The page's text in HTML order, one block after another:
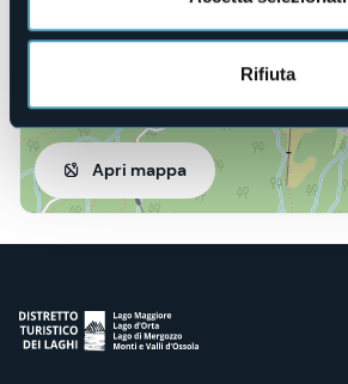
Rifiuta
Apri mappa